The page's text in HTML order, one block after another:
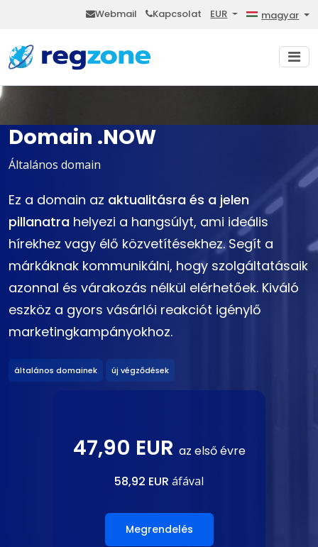
Webmail Kapcsolat EUR magyar
Domain .NOW
Általános domain
Ez a domain az aktualitásra és a jelen
pillanatra helyezi a hangsúlyt, ami ideális
hírekhez vagy élő közvetítésekhez. Segít a
márkáknak kommunikálni, hogy szolgáltatásaik
azonnal és várakozás nélkül elérhetőek. Kiváló
eszköz a gyors vásárlói reakciót igénylő
marketingkampányokhoz.
általános domainek új végződések
47,90 EUR az első évre
58,92 EUR áfával
Megrendelés